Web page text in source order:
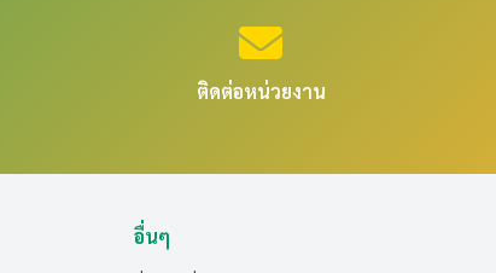
ติดต่อหน่วยงาน
อื่นๆ